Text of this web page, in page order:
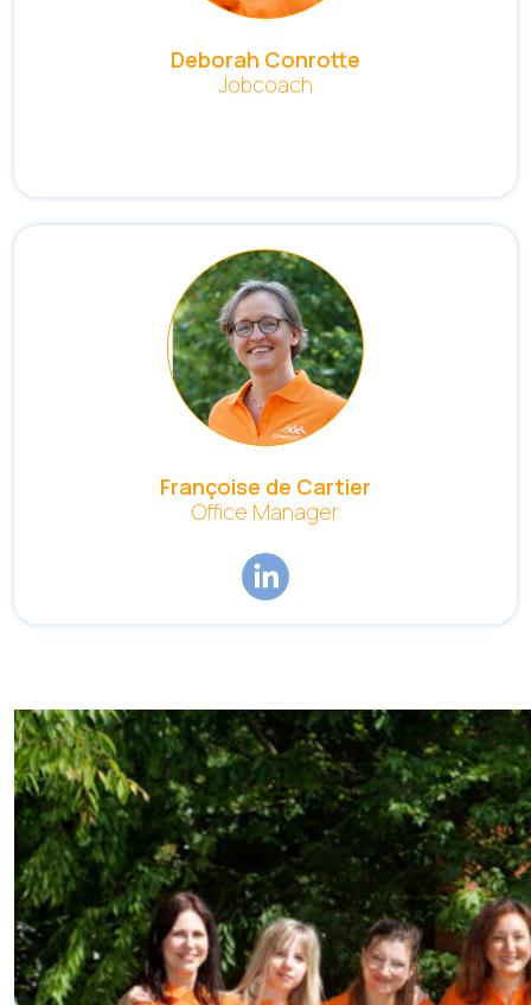
Deborah Conrotte
Jobcoach
Françoise de Cartier
Office Manager